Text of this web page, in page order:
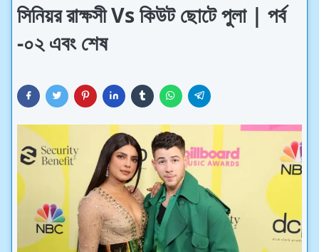
সিনিয়র রাক্ষসী Vs কিউট ছোটে পুলা | পর্ব
-০২ এবং শেষ